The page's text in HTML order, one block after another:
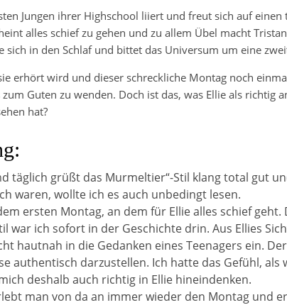
Jungen ihrer Highschool liiert und freut sich auf
alles schief zu gehen und zu allem Übel macht
sich in den Schlaf und bittet das Universum um eine
erhört wird und dieser schreckliche Montag noch
Guten zu wenden. Doch ist das, was Ellie als richtig
hat?
täglich grüßt das Murmeltier“-Stil klang total gut
waren, wollte ich es auch unbedingt lesen.
ersten Montag, an dem für Ellie alles schief
war ich sofort in der Geschichte drin. Aus Ellies
hautnah in die Gedanken eines Teenagers ein.
authentisch darzustellen. Ich hatte das Gefühl, als
deshalb auch richtig in Ellie hineindenken.
man von da an immer wieder den Montag und